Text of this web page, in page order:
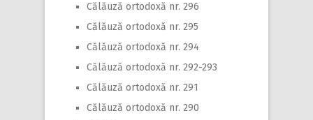
Călăuză ortodoxă nr. 296
Călăuză ortodoxă nr. 295
Călăuză ortodoxă nr. 294
Călăuză ortodoxă nr. 292-293
Călăuză ortodoxă nr. 291
Călăuză ortodoxă nr. 290